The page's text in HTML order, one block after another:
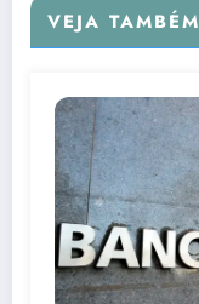
VEJA TAMBÉM